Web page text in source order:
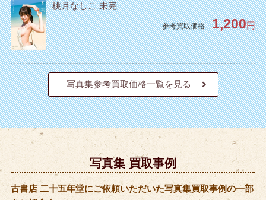
桃月なしこ 未完
参考買取価格 1,200円
写真集参考買取価格一覧を見る
写真集 買取事例
古書店 二十五年堂にご依頼いただいた写真集買取事例の一部